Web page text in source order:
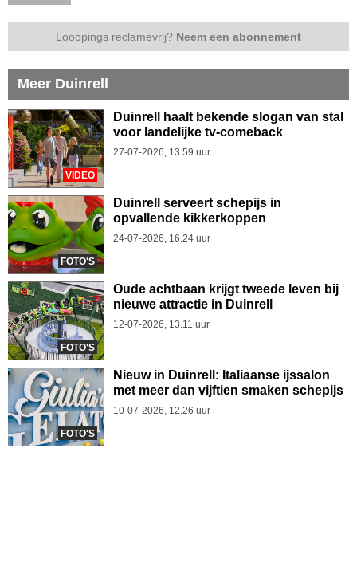
Looopings reclamevrij? Neem een abonnement
Meer Duinrell
VIDEO
Duinrell haalt bekende slogan van stal
voor landelijke tv-comeback
27-07-2026, 13.59 uur
FOTO'S
Duinrell serveert schepijs in
opvallende kikkerkoppen
24-07-2026, 16.24 uur
FOTO'S
Oude achtbaan krijgt tweede leven bij
nieuwe attractie in Duinrell
12-07-2026, 13.11 uur
FOTO'S
Nieuw in Duinrell: Italiaanse ijssalon
met meer dan vijftien smaken schepijs
10-07-2026, 12.26 uur